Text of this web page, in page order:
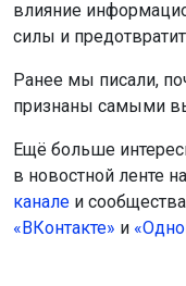
влияние
силы и
Ранее мы писали,
признаны самыми
Ещё больше
в новостной ленте
канале и
«ВКонтакте» и